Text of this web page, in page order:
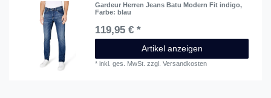
Gardeur Herren Jeans Batu Modern Fit indigo,
Farbe: blau
119,95 € *
Artikel anzeigen
*inkl. ges. MwSt. zzgl.Versandkosten